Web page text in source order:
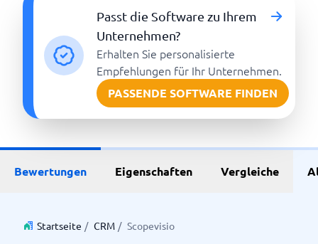
Passt die Software zu Ihrem
Unternehmen?
Erhalten Sie personalisierte
Empfehlungen für Ihr Unternehmen.
PASSENDE SOFTWARE FINDEN
Bewertungen Eigenschaften Vergleiche
Startseite / CRM / Scopevisio